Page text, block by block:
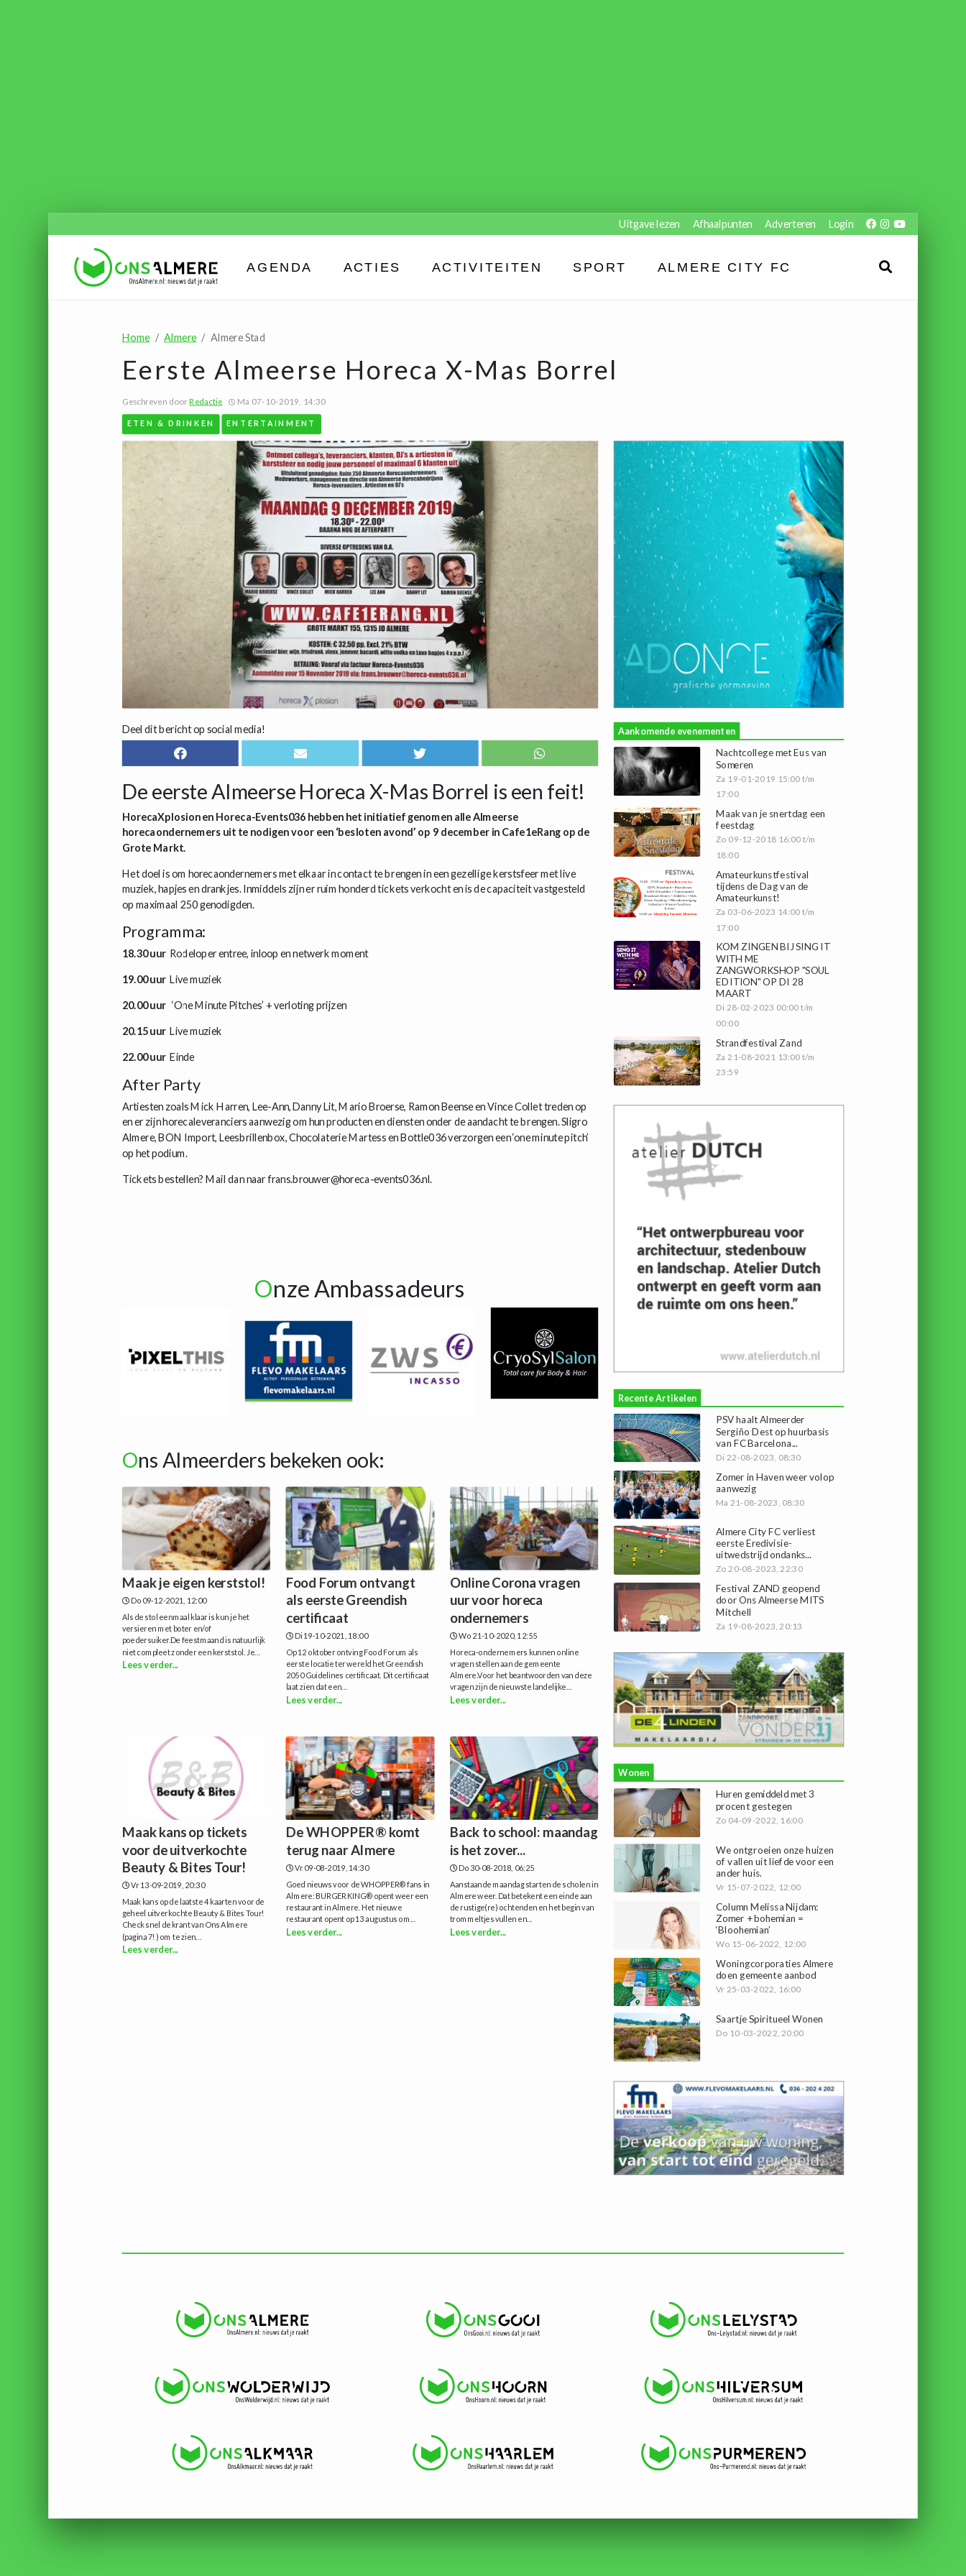
Uitgave lezen Afhaalpunten Adverteren Login
AGENDA ACTIES ACTIVITEITEN SPORT ALMERE CITY FC
Home Almere Almere Stad
Eerste Almeerse Horeca X-Mas Borrel
Geschreven doorRedactie Ma 07-10-2019, 14:30
ETEN & DRINKEN ENTERTAINMENT
Deel dit bericht op social media!
De eerste Almeerse Horeca X-Mas Borrel is een feit!
HorecaXplosion en Horeca-Events036 hebben het initiatief genomen alle Almeerse
horecaondernemers uit te nodigen voor een ‘besloten avond’ op 9 december in Cafe1eRang op de
Grote Markt.
Het doel is om horecaondernemers met elkaar in contact te brengen in een gezellige kerstsfeer met live
muziek, hapjes en drankjes. Inmiddels zijn er ruim honderd tickets verkocht en is de capaciteit vastgesteld
op maximaal 250 genodigden.
Programma:
18.30 uur Rodeloper entree, inloop en netwerk moment
19.00 uur Live muziek
20.00 uur ‘One Minute Pitches’ + verloting prijzen
20.15 uur Live muziek
22.00 uur Einde
After Party
Artiesten zoals Mick Harren, Lee-Ann, Danny Lit, Mario Broerse, Ramon Beense en Vince Collet treden op
en er zijn horecaleveranciers aanwezig om hun producten en diensten onder de aandacht te brengen. Sligro
Almere, BON Import, Leesbrillenbox, Chocolaterie Martess en Bottle036 verzorgen een ‘one minute pitch’
op het podium.
Tickets bestellen? Mail dan naar frans.brouwer@horeca-events036.nl.
Onze Ambassadeurs
Ons Almeerders bekeken ook:
Maak je eigen kerststol!
Do 09-12-2021, 12:00
Als de stol eenmaal klaar is kun je het
versieren met boter en/of
poedersuiker.De feestmaand is natuurlijk
niet compleet zonder een kerststol. Je...
Lees verder...
Food Forum ontvangt
als eerste Greendish
certificaat
Di 19-10-2021, 18:00
Op 12 oktober ontving Food Forum als
eerste locatie ter wereld het Greendish
2050 Guidelines certificaat. Dit certificaat
laat zien dat een...
Lees verder...
Online Corona vragen
uur voor horeca
ondernemers
Wo 21-10-2020, 12:55
Horeca-ondernemers kunnen online
vragen stellen aan de gemeente
Almere.Voor het beantwoorden van deze
vragen zijn de nieuwste landelijke...
Lees verder...
Maak kans op tickets
voor de uitverkochte
Beauty & Bites Tour!
Vr 13-09-2019, 20:30
Maak kans op de laatste 4 kaarten voor de
geheel uitverkochte Beauty & Bites Tour!
Check snel de krant van Ons Almere
(pagina 7!) om te zien...
Lees verder...
De WHOPPER® komt
terug naar Almere
Vr 09-08-2019, 14:30
Goed nieuws voor de WHOPPER® fans in
Almere: BURGER KING® opent weer een
restaurant in Almere. Het nieuwe
restaurant opent op 13 augustus om...
Lees verder...
Back to school: maandag
is het zover...
Do 30-08-2018, 06:25
Aanstaande maandag starten de scholen in
Almere weer. Dat betekent een einde aan
de rustige(re) ochtenden en het begin van
trommeltjes vullen en...
Lees verder...
Aankomende evenementen
Nachtcollege met Eus van
Someren
Za 19-01-2019 15:00 t/m
17:00
Maak van je snertdag een
feestdag
Zo 09-12-2018 16:00 t/m
18:00
Amateurkunstfestival
tijdens de Dag van de
Amateurkunst!
Za 03-06-2023 14:00 t/m
17:00
KOM ZINGEN BIJ SING IT
WITH ME
ZANGWORKSHOP "SOUL
EDITION" OP DI 28
MAART
Di 28-02-2023 00:00 t/m
00:00
Strandfestival Zand
Za 21-08-2021 13:00 t/m
23:59
Recente Artikelen
PSV haalt Almeerder
Sergiño Dest op huurbasis
van FC Barcelona...
Di 22-08-2023, 08:30
Zomer in Haven weer volop
aanwezig
Ma 21-08-2023, 08:30
Almere City FC verliest
eerste Eredivisie-
uitwedstrijd ondanks...
Zo 20-08-2023, 22:30
Festival ZAND geopend
door Ons Almeerse MITS
Mitchell
Za 19-08-2023, 20:13
Wonen
Huren gemiddeld met 3
procent gestegen
Zo 04-09-2022, 16:00
We ontgroeien onze huizen
of vallen uit liefde voor een
ander huis.
Vr 15-07-2022, 12:00
Column Melissa Nijdam:
Zomer + bohemian =
‘Bloohemian’
Wo 15-06-2022, 12:00
Woningcorporaties Almere
doen gemeente aanbod
Vr 25-03-2022, 16:00
Saartje Spiritueel Wonen
Do 10-03-2022, 20:00